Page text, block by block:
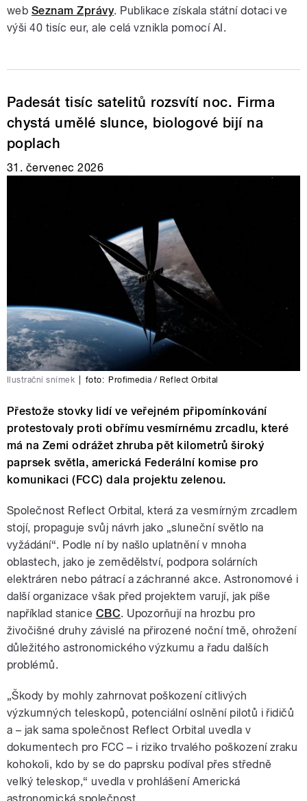
web Seznam Zprávy. Publikace získala státní dotaci ve
výši 40 tisíc eur, ale celá vznikla pomocí AI.
Padesát tisíc satelitů rozsvítí noc. Firma
chystá umělé slunce, biologové bijí na
poplach
31. červenec 2026
Ilustrační snímek foto: Profimedia / Reflect Orbital
Přestože stovky lidí ve veřejném připomínkování
protestovaly proti obřímu vesmírnému zrcadlu, které
má na Zemi odrážet zhruba pět kilometrů široký
paprsek světla, americká Federální komise pro
komunikaci (FCC) dala projektu zelenou.
Společnost Reflect Orbital, která za vesmírným zrcadlem
stojí, propaguje svůj návrh jako „sluneční světlo na
vyžádání“. Podle ní by našlo uplatnění v mnoha
oblastech, jako je zemědělství, podpora solárních
elektráren nebo pátrací a záchranné akce. Astronomové i
další organizace však před projektem varují, jak píše
například stanice CBC. Upozorňují na hrozbu pro
živočišné druhy závislé na přirozené noční tmě, ohrožení
důležitého astronomického výzkumu a řadu dalších
problémů.
„Škody by mohly zahrnovat poškození citlivých
výzkumných teleskopů, potenciální oslnění pilotů i řidičů
a – jak sama společnost Reflect Orbital uvedla v
dokumentech pro FCC – i riziko trvalého poškození zraku
kohokoli, kdo by se do paprsku podíval přes středně
velký teleskop,“ uvedla v prohlášení Americká